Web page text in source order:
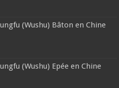
(Wushu) Bâton en Chine
(Wushu) Epée en Chine